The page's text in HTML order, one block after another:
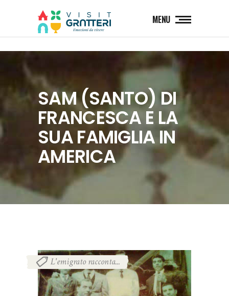
MENU
SAM (SANTO) DI
FRANCESCA E LA
SUA FAMIGLIA IN
AMERICA
L'emigrato racconta...